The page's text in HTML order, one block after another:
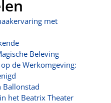
met
Beleving
de Werkomgeving:
Ballonstad
het Beatrix Theater